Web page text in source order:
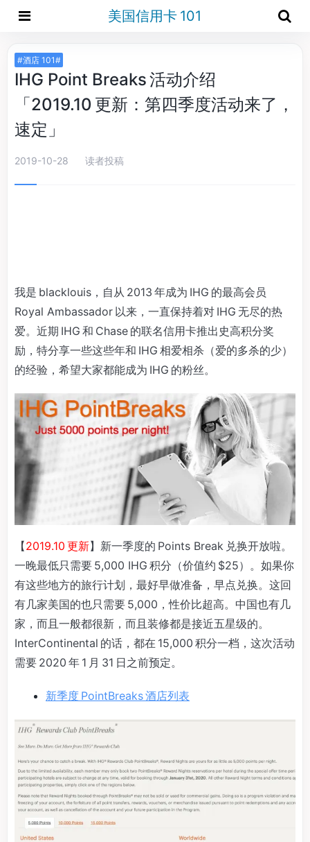
美国信用卡 101
#酒店 101#
IHG Point Breaks 活动介绍
「2019.10 更新：第四季度活动来了，
速定」
2019-10-28 读者投稿
我是 blacklouis，自从 2013 年成为 IHG 的最高会员
Royal Ambassador 以来，一直保持着对 IHG 无尽的热
爱。近期 IHG 和 Chase 的联名信用卡推出史高积分奖
励，特分享一些这些年和 IHG 相爱相杀（爱的多杀的少）
的经验，希望大家都能成为 IHG 的粉丝。
【2019.10 更新】新一季度的 Points Break 兑换开放啦。
一晚最低只需要 5,000 IHG 积分（价值约 $25）。如果你
有这些地方的旅行计划，最好早做准备，早点兑换。这回
有几家美国的也只需要 5,000，性价比超高。中国也有几
家，而且一般都很新，而且装修都是接近五星级的。
InterContinental 的话，都在 15,000 积分一档，这次活动
需要 2020 年 1 月 31 日之前预定。
新季度 PointBreaks 酒店列表